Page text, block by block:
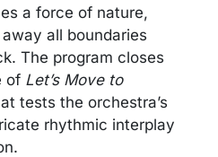
a force of nature,
all boundaries
The program closes
of Let’s Move to
tests the orchestra’s
rhythmic interplay